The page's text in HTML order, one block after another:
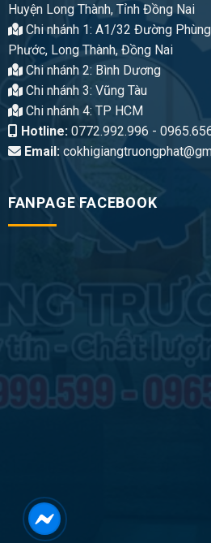
Huyện Long Thành, Tỉnh Đồng Nai
Chi nhánh 1: A1/32 Đường
Phước, Long Thành, Đồng Nai
Chi nhánh 2: Bình Dương
Chi nhánh 3: Vũng Tàu
Chi nhánh 4: TP HCM
Hotline:0772.992.996 -
Email:
FANPAGE FACEBOOK